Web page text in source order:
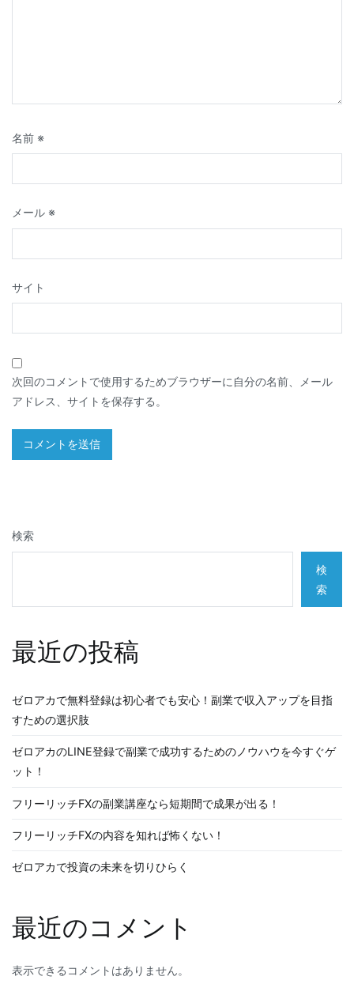
名前 ※
メール ※
サイト
次回のコメントで使用するためブラウザーに自分の名前、メール
アドレス、サイトを保存する。
検索
検
索
最近の投稿
ゼロアカで無料登録は初心者でも安心！副業で収入アップを目指
すための選択肢
ゼロアカのLINE登録で副業で成功するためのノウハウを今すぐゲ
ット！
フリーリッチFXの副業講座なら短期間で成果が出る！
フリーリッチFXの内容を知れば怖くない！
ゼロアカで投資の未来を切りひらく
最近のコメント
表示できるコメントはありません。